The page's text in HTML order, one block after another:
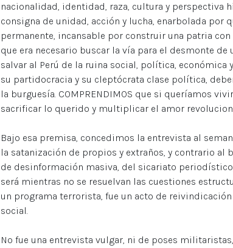
nacionalidad, identidad, raza, cultura y perspectiva
consigna de unidad, acción y lucha, enarbolada por
permanente, incansable por construir una patria con
que era necesario buscar la vía para el desmonte de
salvar al Perú de la ruina social, política, económica
su partidocracia y su cleptócrata clase política,
la burguesía. COMPRENDIMOS que si queríamos
sacrificar lo querido y multiplicar el amor
Bajo esa premisa, concedimos la entrevista al
la satanización de propios y extraños, y contrario
de desinformación masiva, del sicariato
será mientras no se resuelvan las cuestiones
un programa terrorista, fue un acto de
social.
No fue una entrevista vulgar, ni de poses